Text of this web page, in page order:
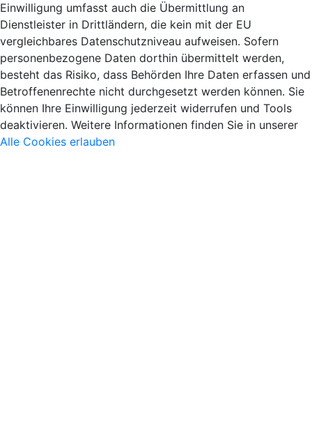
Einwilligung umfasst auch die Übermittlung an
Dienstleister in Drittländern, die kein mit der EU
vergleichbares Datenschutzniveau aufweisen. Sofern
personenbezogene Daten dorthin übermittelt werden,
besteht das Risiko, dass Behörden Ihre Daten erfassen und
Betroffenenrechte nicht durchgesetzt werden können. Sie
können Ihre Einwilligung jederzeit widerrufen und Tools
deaktivieren. Weitere Informationen finden Sie in unserer
Alle Cookies erlauben